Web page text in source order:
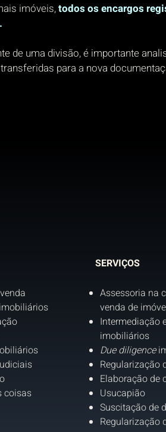
imóveis,todos os encargos
de uma divisão, é importante
para a nova
coisas
SERVIÇOS
Assessoria na
venda de
Intermediação
imobiliários
Due diligence
Regularização
Elaboração de
Usucapião
Suscitação de
Regularização